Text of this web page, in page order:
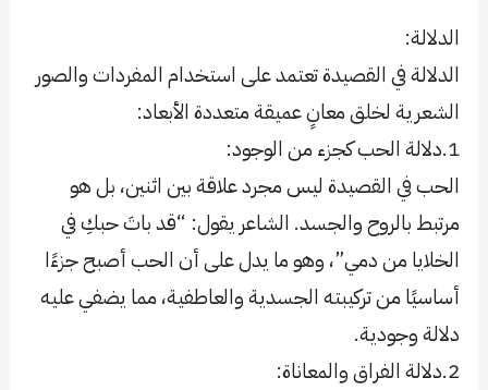
الدلالة:
الدلالة في القصيدة تعتمد على استخدام المفردات والصور
الشعرية لخلق معانٍ عميقة متعددة الأبعاد:
1.دلالة الحب كجزء من الوجود:
الحب في القصيدة ليس مجرد علاقة بين اثنين، بل هو
مرتبط بالروح والجسد. الشاعر يقول: “قد باتَ حبكِ في
الخلايا من دمي”، وهو ما يدل على أن الحب أصبح جزءًا
أساسيًا من تركيبته الجسدية والعاطفية، مما يضفي عليه
دلالة وجودية.
2.دلالة الفراق والمعاناة: